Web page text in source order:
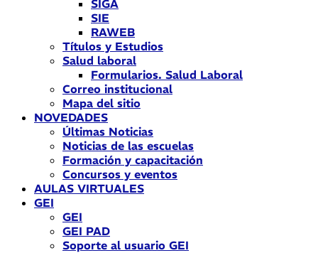
SIGA
SIE
RAWEB
Títulos y Estudios
Salud laboral
Formularios. Salud Laboral
Correo institucional
Mapa del sitio
NOVEDADES
Últimas Noticias
Noticias de las escuelas
Formación y capacitación
Concursos y eventos
AULAS VIRTUALES
GEI
GEI
GEI PAD
Soporte al usuario GEI